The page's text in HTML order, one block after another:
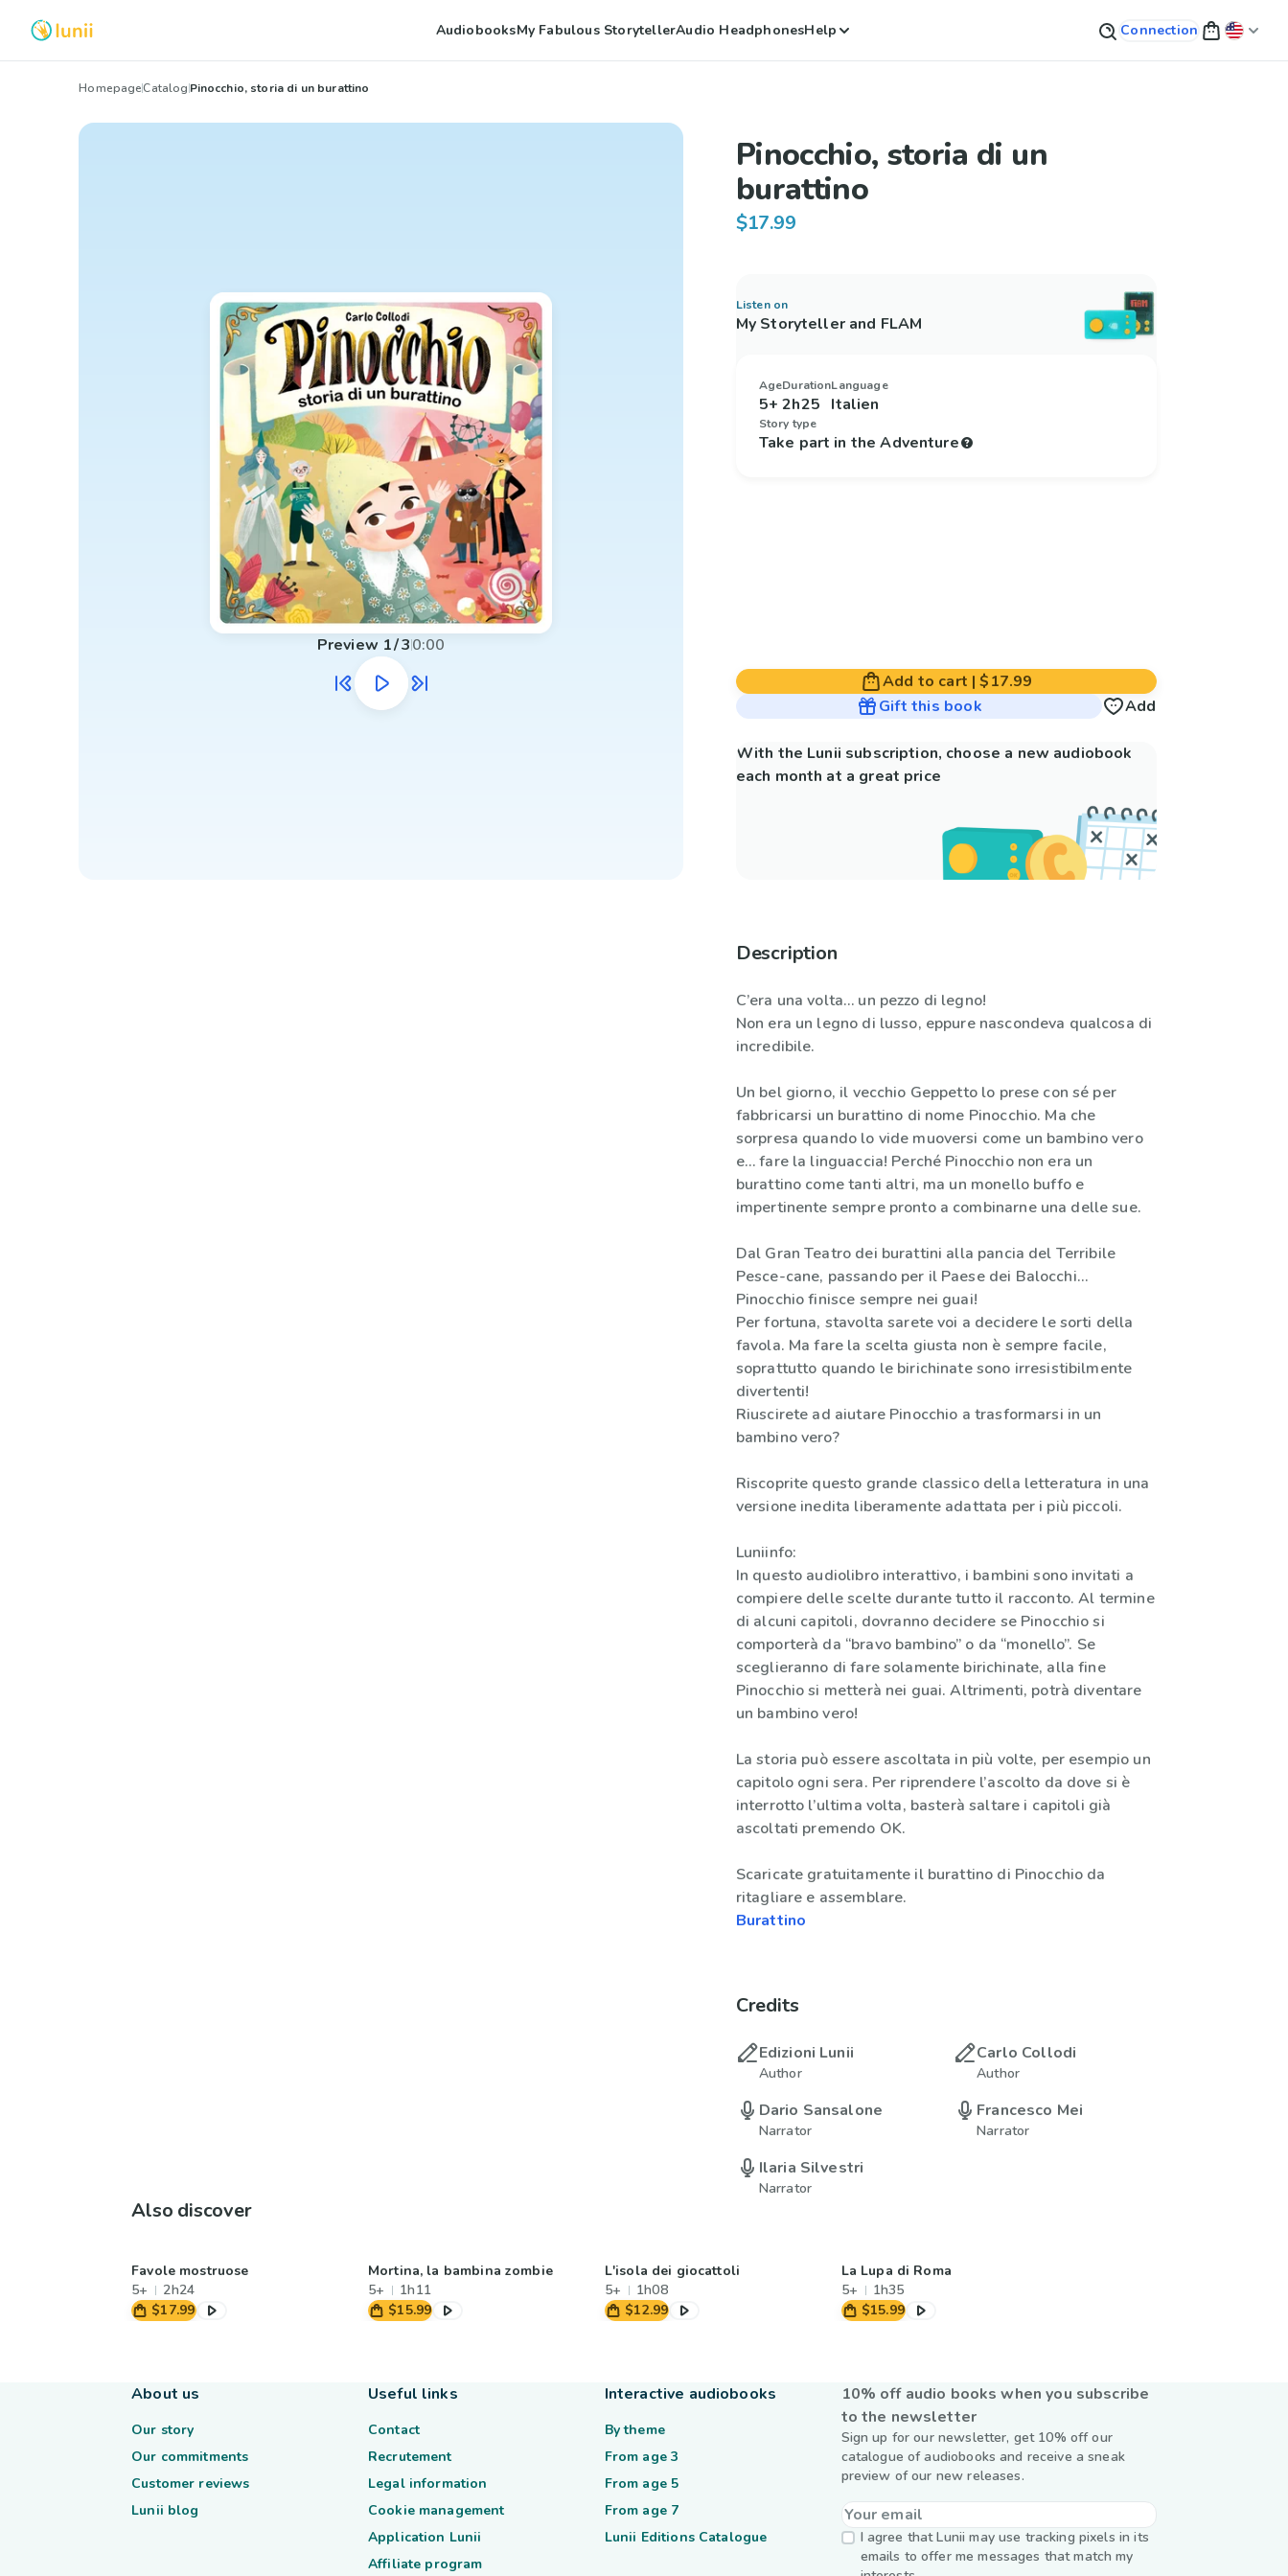
AudiobooksMy Fabulous StorytellerAudio HeadphonesHelp Connection
HomepageCatalogPinocchio, storia di un burattino
Preview 1/30:00
Pinocchio, storia di un
burattino
$17.99
Listen on
My Storyteller and FLAM
Age
5+
Duration
2h25
Language
Italien
Story type
Take part in the Adventure
Add to cart |$17.99
Gift this book
Add
With the Lunii subscription, choose a new audiobook
each month at a great price
Description
C’era una volta… un pezzo di legno!
Non era un legno di lusso, eppure nascondeva qualcosa di
incredibile.
Un bel giorno, il vecchio Geppetto lo prese con sé per
fabbricarsi un burattino di nome Pinocchio. Ma che
sorpresa quando lo vide muoversi come un bambino vero
e… fare la linguaccia! Perché Pinocchio non era un
burattino come tanti altri, ma un monello buffo e
impertinente sempre pronto a combinarne una delle sue.
Dal Gran Teatro dei burattini alla pancia del Terribile
Pesce-cane, passando per il Paese dei Balocchi…
Pinocchio finisce sempre nei guai!
Per fortuna, stavolta sarete voi a decidere le sorti della
favola. Ma fare la scelta giusta non è sempre facile,
soprattutto quando le birichinate sono irresistibilmente
divertenti!
Riuscirete ad aiutare Pinocchio a trasformarsi in un
bambino vero?
Riscoprite questo grande classico della letteratura in una
versione inedita liberamente adattata per i più piccoli.
Luniinfo:
In questo audiolibro interattivo, i bambini sono invitati a
compiere delle scelte durante tutto il racconto. Al termine
di alcuni capitoli, dovranno decidere se Pinocchio si
comporterà da “bravo bambino” o da “monello”. Se
sceglieranno di fare solamente birichinate, alla fine
Pinocchio si metterà nei guai. Altrimenti, potrà diventare
un bambino vero!
La storia può essere ascoltata in più volte, per esempio un
capitolo ogni sera. Per riprendere l’ascolto da dove si è
interrotto l’ultima volta, basterà saltare i capitoli già
ascoltati premendo OK.
Scaricate gratuitamente il burattino di Pinocchio da
ritagliare e assemblare.
Burattino
Credits
Edizioni Lunii
Author
Carlo Collodi
Author
Dario Sansalone
Narrator
Francesco Mei
Narrator
Ilaria Silvestri
Narrator
Also discover
Favole mostruose
5+
2h24
$17.99
Mortina, la bambina zombie
5+
1h11
$15.99
L'isola dei giocattoli
5+
1h08
$12.99
La Lupa di Roma
5+
1h35
$15.99
10% off audio books when you subscribe
to the newsletter
Sign up for our newsletter, get 10% off our
catalogue of audiobooks and receive a sneak
preview of our new releases.
I agree that Lunii may use tracking pixels in its
emails to offer me messages that match my
About us
Our story
Our commitments
Customer reviews
Lunii blog
Useful links
Contact
Recrutement
Legal information
Cookie management
Application Lunii
Affiliate program
Interactive audiobooks
By theme
From age 3
From age 5
From age 7
Lunii Editions Catalogue